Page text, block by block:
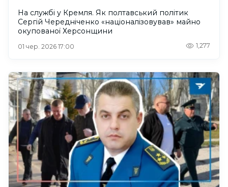
На службі у Кремля. Як полтавський політик
Сергій Чередніченко «націоналізовував» майно
окупованої Херсонщини
01 чер. 2026 17:00 1,277